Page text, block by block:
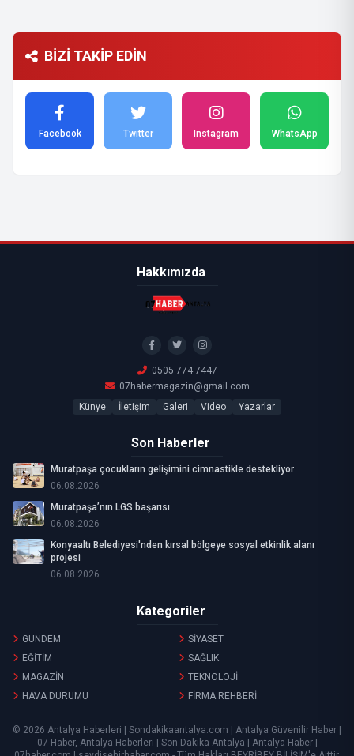
BİZİ TAKİP EDİN
Facebook Twitter Instagram WhatsApp
Hakkımızda
0505 774 7447
07habermagazin@gmail.com
Künye
İletişim Galeri Video Yazarlar
Son Haberler
Muratpaşa çocukların gelişimini cimnastikle destekliyor
06.08.2026
Muratpaşa’nın LGS başarısı
06.08.2026
Konyaaltı Belediyesi'nden kırsal bölgeye sosyal etkinlik alanı
projesi
06.08.2026
Kategoriler
GÜNDEM
SİYASET
EĞİTİM
SAĞLIK
MAGAZİN
TEKNOLOJİ
HAVA DURUMU
FİRMA REHBERİ
© 2026 Antalya Haberleri | Sondakikaantalya.com | Antalya Güvenilir Haber |
07 Haber, Antalya Haberleri | Son Dakika Antalya | Antalya Haber |